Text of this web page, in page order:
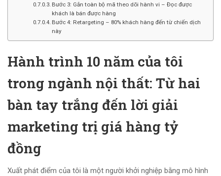
Bước 3: Gắn toàn bộ mã theo dõi hành vi – Đọc được
khách là bán được hàng
Bước 4: Retargeting – 80% khách hàng đến từ chiến dịch
này
Hành trình 10 năm của tôi
trong ngành nội thất: Từ hai
bàn tay trắng đến lời giải
marketing trị giá hàng tỷ
đồng
Xuất phát điểm của tôi là một người khởi nghiệp bằng mô hình